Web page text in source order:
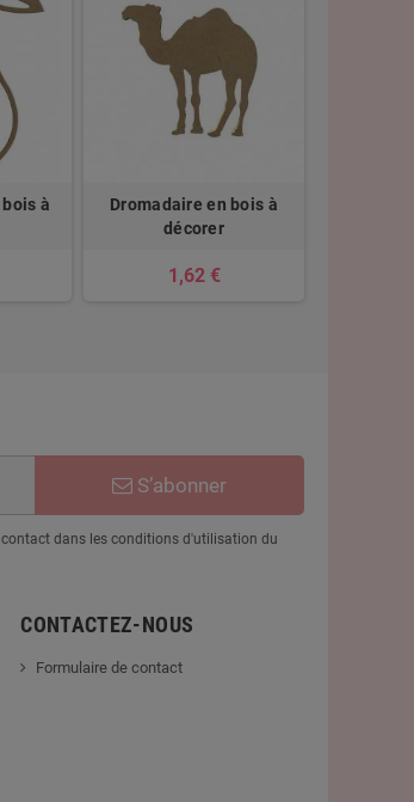
à
Dromadaire en bois à
décorer
1,62 €
S’abonner
dans les conditions d'utilisation du
CONTACTEZ-NOUS
Formulaire de contact